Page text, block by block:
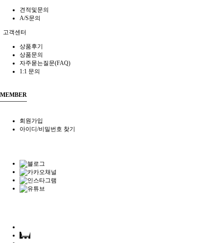
견적및문의
A/S문의
고객센터
상품후기
상품문의
자주묻는질문(FAQ)
1:1 문의
MEMBER
회원가입
아이디/비밀번호 찾기